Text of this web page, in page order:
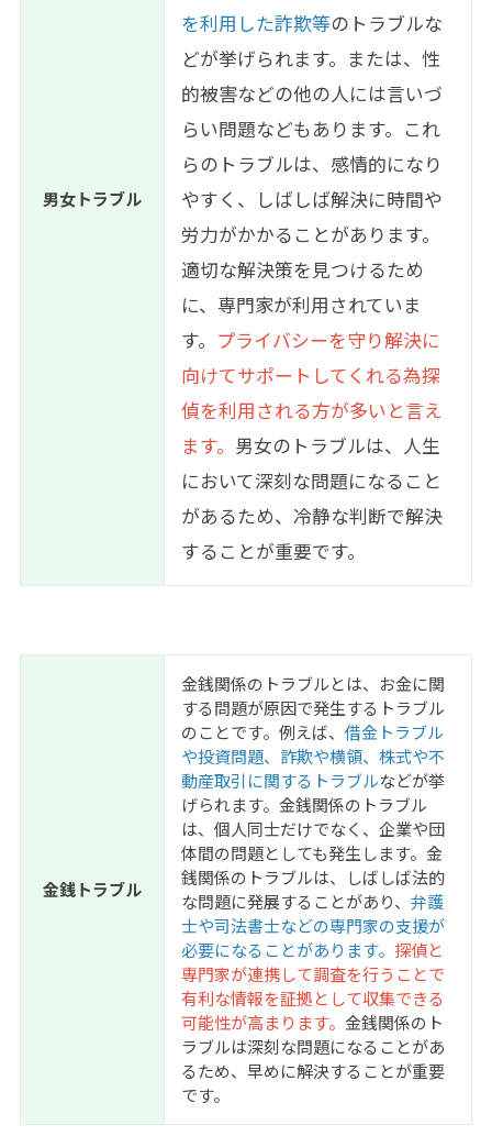
男女トラブル
を利用した詐欺等のトラブルな
どが挙げられます。または、性
的被害などの他の人には言いづ
らい問題などもあります。これ
らのトラブルは、感情的になり
やすく、しばしば解決に時間や
労力がかかることがあります。
適切な解決策を見つけるため
に、専門家が利用されていま
す。 プライバシーを守り解決に
向けてサポートしてくれる為探
偵を利用される方が多いと言え
ます。 男女のトラブルは、人生
において深刻な問題になること
があるため、冷静な判断で解決
することが重要です。
金銭トラブル
金銭関係のトラブルとは、お金に関
する問題が原因で発生するトラブル
のことです。例えば、 借金トラブル
や投資問題、詐欺や横領、株式や不
動産取引に関するトラブルなどが挙
げられます。金銭関係のトラブル
は、個人同士だけでなく、企業や団
体間の問題としても発生します。金
銭関係のトラブルは、しばしば法的
な問題に発展することがあり、 弁護
士や司法書士などの専門家の支援が
必要になることがあります。 探偵と
専門家が連携して調査を行うことで
有利な情報を証拠として収集できる
可能性が高まります。 金銭関係のト
ラブルは深刻な問題になることがあ
るため、早めに解決することが重要
です。